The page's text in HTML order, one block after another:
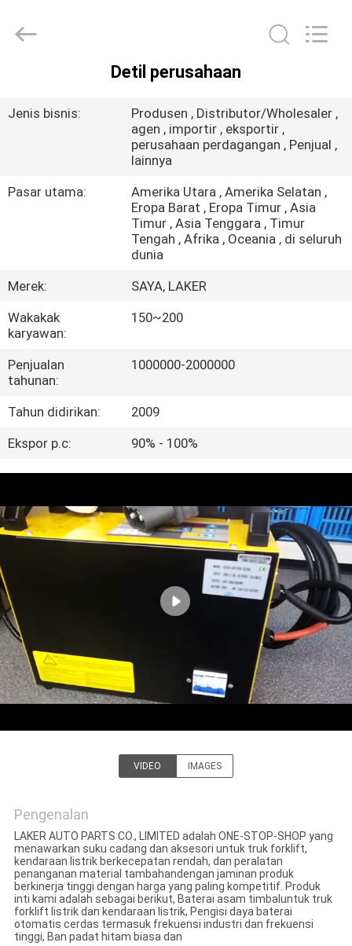
TENTANG
PABRIK
KONTROL
KUALITAS
HUBUNGI
KAMI
SITEMAP
KEBIJAKAN
PRIVASI
AUTOPARTS
CO.,LIMITED.
Detil perusahaan
Jenis bisnis:
Produsen , Distributor/Wholesaler ,
agen , importir , eksportir ,
perusahaan perdagangan , Penjual ,
lainnya
Pasar utama:
Amerika Utara , Amerika Selatan ,
Eropa Barat , Eropa Timur , Asia
Timur , Asia Tenggara , Timur
Tengah , Afrika , Oceania , di seluruh
dunia
Merek:
SAYA, LAKER
Wakakak
karyawan:
150~200
Penjualan
tahunan:
1000000-2000000
Tahun didirikan:
2009
Ekspor p.c:
90% - 100%
VIDEO IMAGES
Pengenalan
LAKER AUTO PARTS CO., LIMITED adalah ONE-STOP-SHOP yang
menawarkan suku cadang dan aksesori untuk truk forklift,
kendaraan listrik berkecepatan rendah, dan peralatan
penanganan material tambahan​dengan jaminan produk
berkinerja tinggi dengan harga yang paling kompetitif. Produk
inti kami adalah sebagai berikut, Baterai asam timbaluntuk truk
forklift listrik dan kendaraan listrik, Pengisi daya baterai
otomatis cerdas termasuk frekuensi industri dan frekuensi
tinggi, Ban padat hitam biasa dan